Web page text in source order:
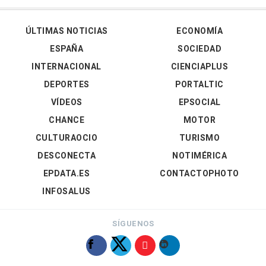
ÚLTIMAS NOTICIAS
ESPAÑA
INTERNACIONAL
DEPORTES
VÍDEOS
ECONOMÍA
SOCIEDAD
CIENCIAPLUS
PORTALTIC
EPSOCIAL
CHANCE
CULTURAOCIO
DESCONECTA
EPDATA.ES
INFOSALUS
MOTOR
TURISMO
NOTIMÉRICA
CONTACTOPHOTO
SÍGUENOS